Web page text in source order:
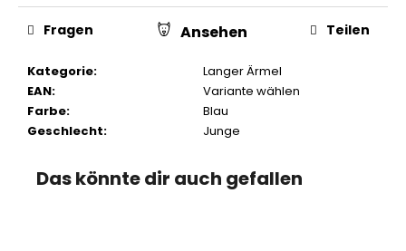
Kategorie:
Langer Ärmel
EAN:
Variante wählen
Farbe:
Blau
Geschlecht: Junge
Fragen Ansehen Teilen
Das könnte dir auch gefallen